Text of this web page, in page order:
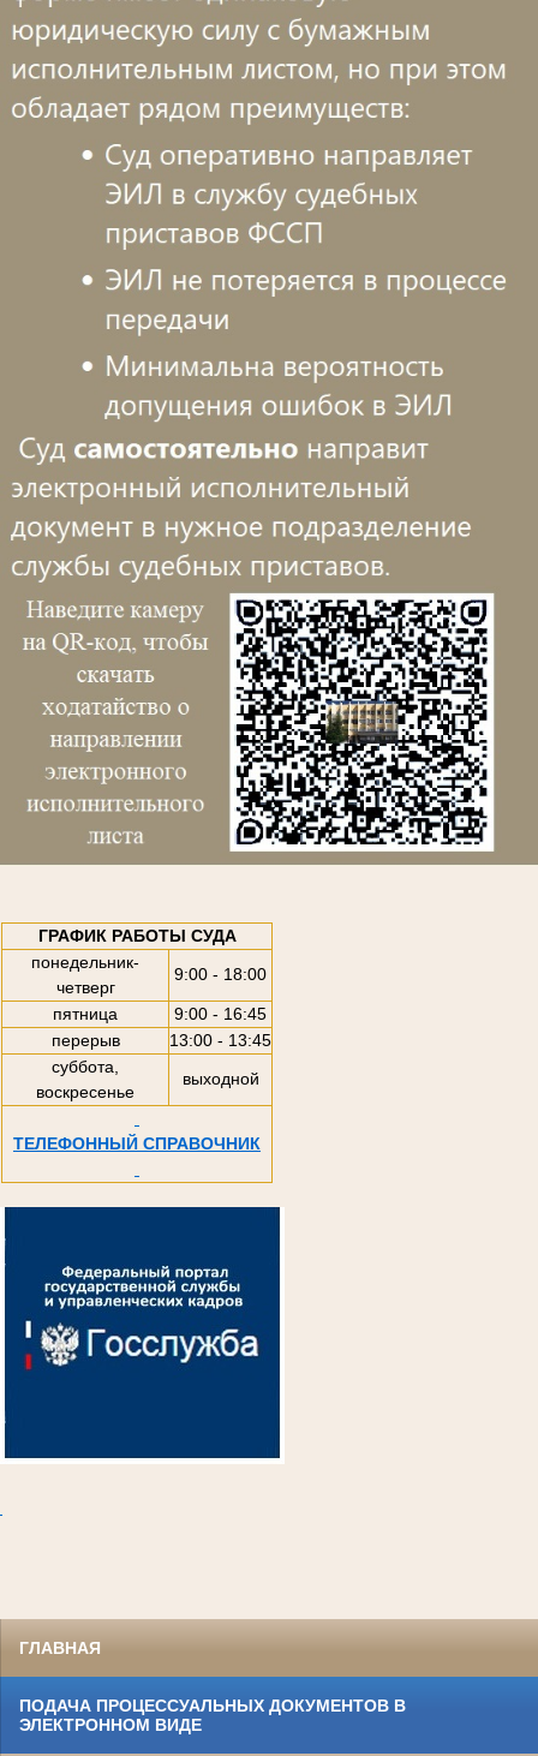
ГРАФИК РАБОТЫ СУДА
понедельник-
четверг
9:00 - 18:00
пятница
9:00 - 16:45
перерыв
13:00 - 13:45
суббота,
воскресенье
выходной
ТЕЛЕФОННЫЙ СПРАВОЧНИК
ГЛАВНАЯ
ПОДАЧА ПРОЦЕССУАЛЬНЫХ ДОКУМЕНТОВ В
ЭЛЕКТРОННОМ ВИДЕ